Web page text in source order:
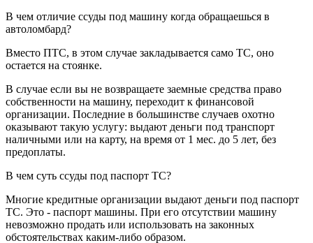
В чем отличие ссуды под машину когда обращаешься в
автоломбард?
Вместо ПТС, в этом случае закладывается само ТС, оно
остается на стоянке.
В случае если вы не возвращаете заемные средства право
собственности на машину, переходит к финансовой
организации. Последние в большинстве случаев охотно
оказывают такую услугу: выдают деньги под транспорт
наличными или на карту, на время от 1 мес. до 5 лет, без
предоплаты.
В чем суть ссуды под паспорт ТС?
Многие кредитные организации выдают деньги под паспорт
ТС. Это - паспорт машины. При его отсутствии машину
невозможно продать или использовать на законных
обстоятельствах каким-либо образом.